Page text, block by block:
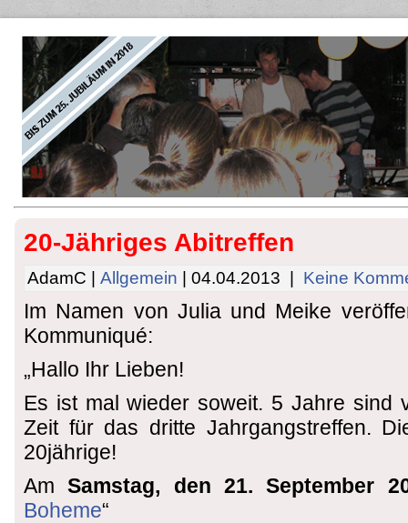
20-Jähriges Abitreffen
AdamC | Allgemein | 04.04.2013 | Keine
Im Namen von Julia und Meike
Kommuniqué:
„Hallo Ihr Lieben!
Es ist mal wieder soweit. 5 Jahre sind
Zeit für das dritte Jahrgangstreffen.
20jährige!
AmSamstag, den 21. September
Boheme“